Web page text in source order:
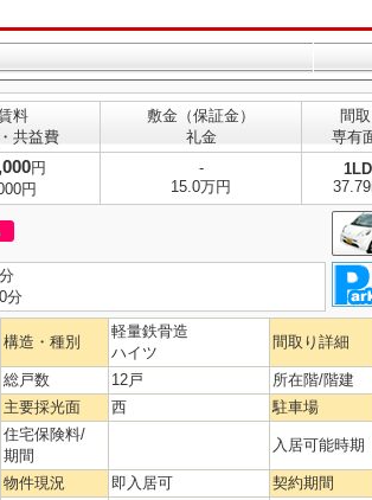
料
共益費
敷金（保証金）
礼金
間取
専有
円
円
-
15.0万円
分
構造・種別
軽量鉄骨造
ハイツ
間取り詳細
総戸数 12戸 所在階/階建
主要採光面
西 駐車場
住宅保険料/
期間
入居可能時期
物件現況 即入居可 契約期間